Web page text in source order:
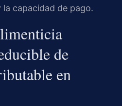
la capacidad de pago.
de
en